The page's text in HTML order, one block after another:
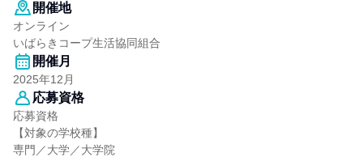
開催地
オンライン
いばらきコープ生活協同組合
開催月
2025年12月
応募資格
応募資格
【対象の学校種】
専門／大学／大学院